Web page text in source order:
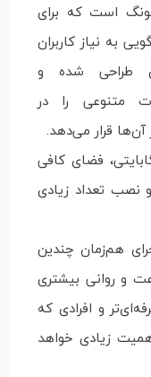
است که برای
به نیاز کاربران
طراحی شده و
متنوعی را در
آن‌ها قرار می‌دهد.
حافظه داخلی 256 گیگابایتی، فضای کافی
و نصب تعداد زیادی
هم‌زمان چندین
و روانی بیشتری
و افرادی که
زیادی خواهد